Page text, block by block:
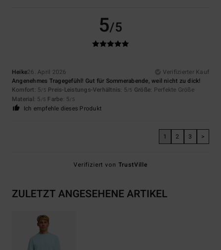
5/5
Heike26. April 2026
Verifizierter Kauf
Angenehmes Tragegefühl! Gut für Sommerabende, weil nicht zu dick!
Komfort: 5/5 Preis-Leistungs-Verhältnis: 5/5 Größe: Perfekte Größe
Material: 5 /5 Farbe: 5/5
Ich empfehle dieses Produkt
1 2 3 >
Verifiziert von TrustVille
ZULETZT ANGESEHENE ARTIKEL